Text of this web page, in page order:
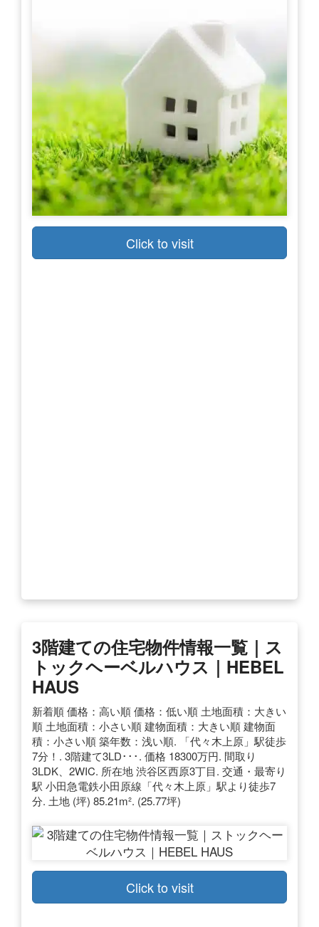
Click to visit
3階建ての住宅物件情報一覧｜ス
トックヘーベルハウス｜HEBEL
HAUS
新着順 価格：高い順 価格：低い順 土地面積：大きい
順 土地面積：小さい順 建物面積：大きい順 建物面
積：小さい順 築年数：浅い順. 「代々木上原」駅徒歩
7分！. 3階建て3LD･･･. 価格 18300万円. 間取り
3LDK、2WIC. 所在地 渋谷区西原3丁目. 交通・最寄り
駅 小田急電鉄小田原線「代々木上原」駅より徒歩7
分. 土地 (坪) 85.21m². (25.77坪)
Click to visit